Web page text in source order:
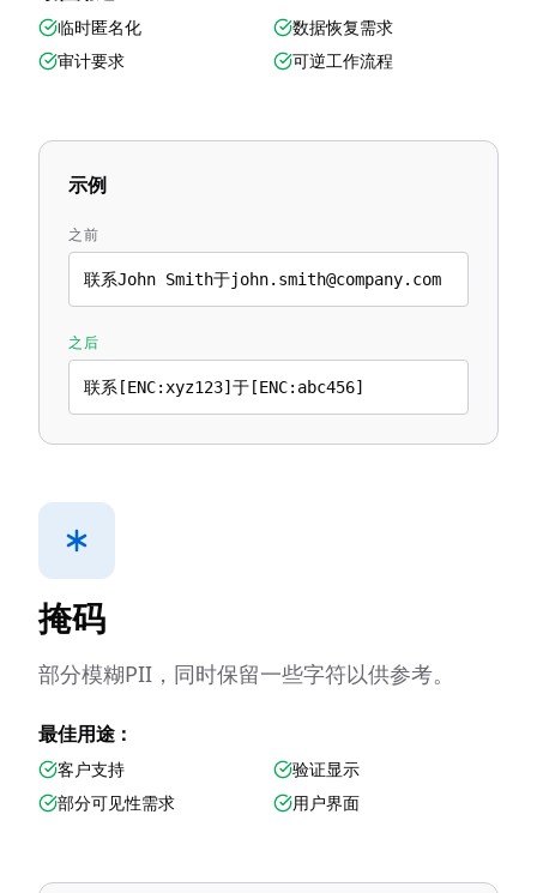
临时匿名化
数据恢复需求
审计要求
可逆工作流程
示例
之前
联系John Smith于john.smith@company.com
之后
联系[ENC:xyz123]于[ENC:abc456]
掩码
部分模糊PII，同时保留一些字符以供参考。
最佳用途：
客户支持
验证显示
部分可见性需求
用户界面